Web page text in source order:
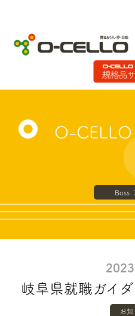
O-CELLO
Boss
岐阜県就職ガイ
お